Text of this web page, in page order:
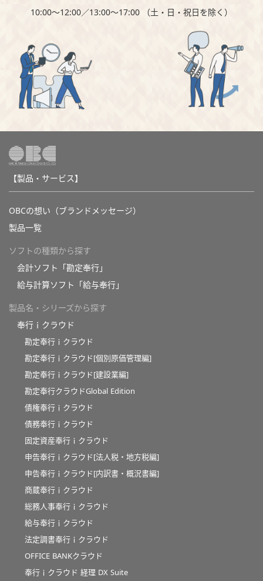
10:00～12:00∕13:00～17:00 （⼟・⽇・祝⽇を除く）
【製品・サービス】
OBCの想い（ブランドメッセージ）
製品一覧
ソフトの種類から探す
会計ソフト「勘定奉行」
給与計算ソフト「給与奉行」
製品名・シリーズから探す
奉行ｉクラウド
勘定奉行ｉクラウド
勘定奉行ｉクラウド[個別原価管理編]
勘定奉行ｉクラウド[建設業編]
勘定奉行クラウドGlobal Edition
債権奉行ｉクラウド
債務奉行ｉクラウド
固定資産奉行ｉクラウド
申告奉行ｉクラウド[法人税・地方税編]
申告奉行ｉクラウド[内訳書・概況書編]
商蔵奉行ｉクラウド
総務人事奉行ｉクラウド
給与奉行ｉクラウド
法定調書奉行ｉクラウド
OFFICE BANKクラウド
奉行ｉクラウド 経理 DX Suite